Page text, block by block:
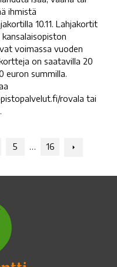
ihmistä
10.11. Lahjakortit
voimassa vuoden
on saatavilla 20
euron summilla.
rovala tai
5 … 16